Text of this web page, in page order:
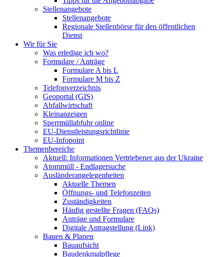
Stellenangebote
Stellenangebote
Regionale Stellenbörse für den öffentlichen
Dienst
Wir für Sie
Was erledige ich wo?
Formulare / Anträge
Formulare A bis L
Formulare M bis Z
Telefonverzeichnis
Geoportal (GIS)
Abfallwirtschaft
Kleinanzeigen
Sperrmüllabfuhr online
EU-Dienstleistungsrichtlinie
EU-Infopoint
Themenbereiche
Aktuell: Informationen Vertriebener aus der Ukraine
Atommüll - Endlagersuche
Ausländerangelegenheiten
Aktuelle Themen
Öffnungs- und Telefonzeiten
Zuständigkeiten
Häufig gestellte Fragen (FAQs)
Anträge und Formulare
Digitale Antragstellung (Link)
Bauen & Planen
Bauaufsicht
Baudenkmalpflege